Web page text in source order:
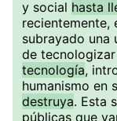
y social hasta
recientemente,
subrayado una
de
tecnología,
humanismo en
destruya. Esta
públicas que